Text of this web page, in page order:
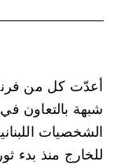
أعدّت كل من
شبهة بالتعاون
الشخصيات